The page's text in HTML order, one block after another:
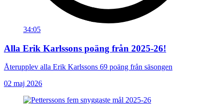
34:05
Alla Erik Karlssons poäng från 2025-26!
Återupplev alla Erik Karlssons 69 poäng från säsongen
02 maj 2026